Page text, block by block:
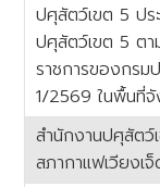
ปศุสัตว์เขต 5 ปร
ปศุสัตว์เขต 5 ตา
ราชการของกร
1/2569 ในพื้นที่จั
สำนักงานปศุสัตว์
สภากาแฟเวียง